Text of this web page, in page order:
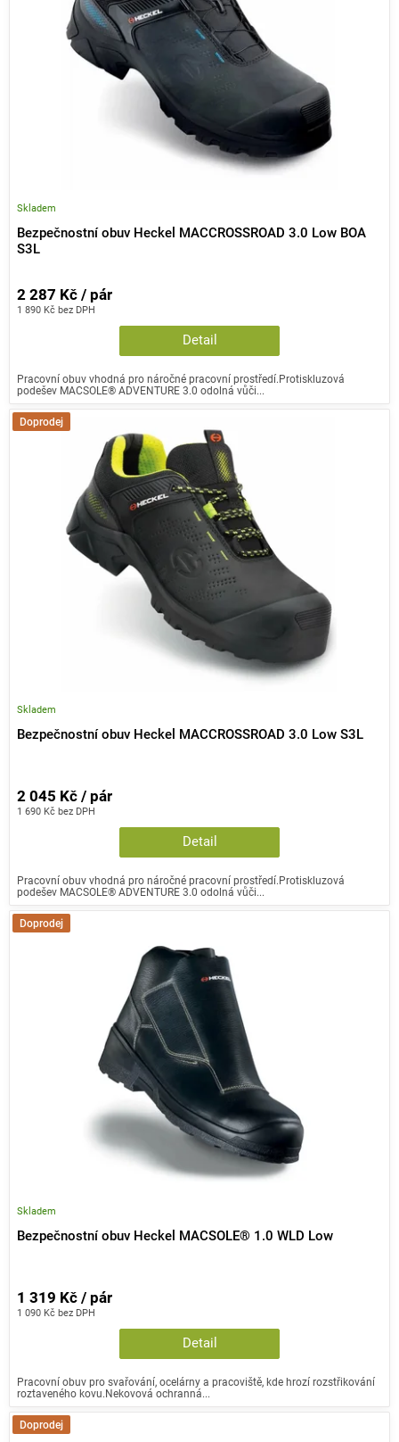
Bezpečnostní obuv Heckel MACCROSSROAD 3.0 Low BOA
S3L
Skladem
1 890 Kč bez DPH
2 287 Kč / pár
Detail
Pracovní obuv vhodná pro náročné pracovní prostředí.Protiskluzová
podešev MACSOLE® ADVENTURE 3.0 odolná vůči...
Doprodej
Bezpečnostní obuv Heckel MACCROSSROAD 3.0 Low S3L
Skladem
1 690 Kč bez DPH
2 045 Kč / pár
Detail
Pracovní obuv vhodná pro náročné pracovní prostředí.Protiskluzová
podešev MACSOLE® ADVENTURE 3.0 odolná vůči...
Doprodej
Bezpečnostní obuv Heckel MACSOLE® 1.0 WLD Low
Skladem
1 090 Kč bez DPH
1 319 Kč / pár
Detail
Pracovní obuv pro svařování, ocelárny a pracoviště, kde hrozí rozstřikování
roztaveného kovu.Nekovová ochranná...
Doprodej